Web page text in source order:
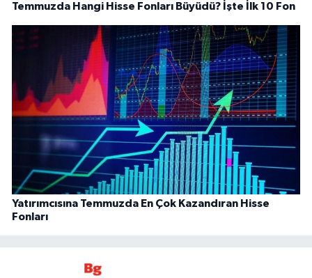
Temmuzda Hangi Hisse Fonları Büyüdü? İşte İlk 10 Fon
Yatırımcısına Temmuzda En Çok Kazandıran Hisse
Fonları